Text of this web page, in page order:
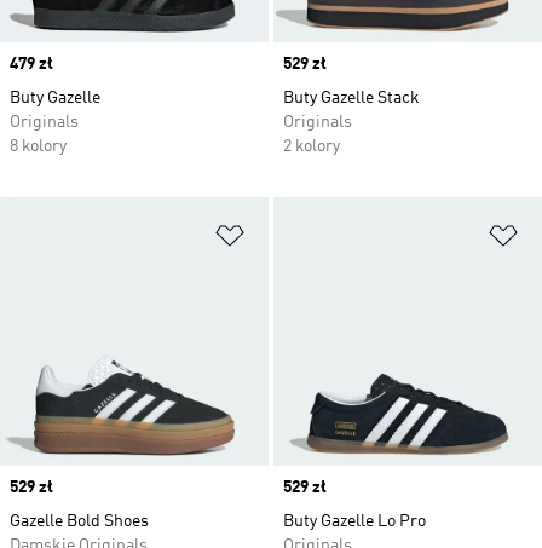
Price
479 zł
Buty Gazelle
Originals
8 kolory
Price
529 zł
Buty Gazelle Stack
Originals
2 kolory
Price
529 zł
Gazelle Bold Shoes
Price
529 zł
Buty Gazelle Lo Pro